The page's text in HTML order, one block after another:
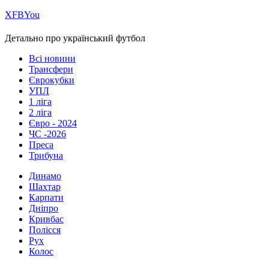
ХFBYou
Детально про український футбол
Всі новини
Трансфери
Єврокубки
УПЛ
1 ліга
2 ліга
Євро - 2024
ЧС -2026
Преса
Трибуна
Динамо
Шахтар
Карпати
Дніпро
Кривбас
Полісся
Рух
Колос